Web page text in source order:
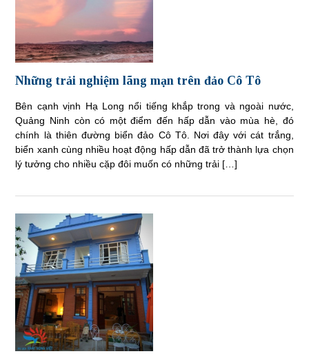
Những trải nghiệm lãng mạn trên đảo Cô Tô
Bên cạnh vịnh Hạ Long nổi tiếng khắp trong và ngoài nước,
Quảng Ninh còn có một điểm đến hấp dẫn vào mùa hè, đó
chính là thiên đường biển đảo Cô Tô. Nơi đây với cát trắng,
biển xanh cùng nhiều hoạt động hấp dẫn đã trở thành lựa chọn
lý tưởng cho nhiều cặp đôi muốn có những trải […]